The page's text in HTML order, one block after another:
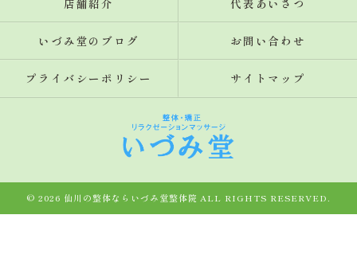
店舗紹介 代表あいさつ
いづみ堂のブログ お問い合わせ
プライバシーポリシー サイトマップ
© 2026 仙川の整体ならいづみ堂整体院 ALL RIGHTS RESERVED.